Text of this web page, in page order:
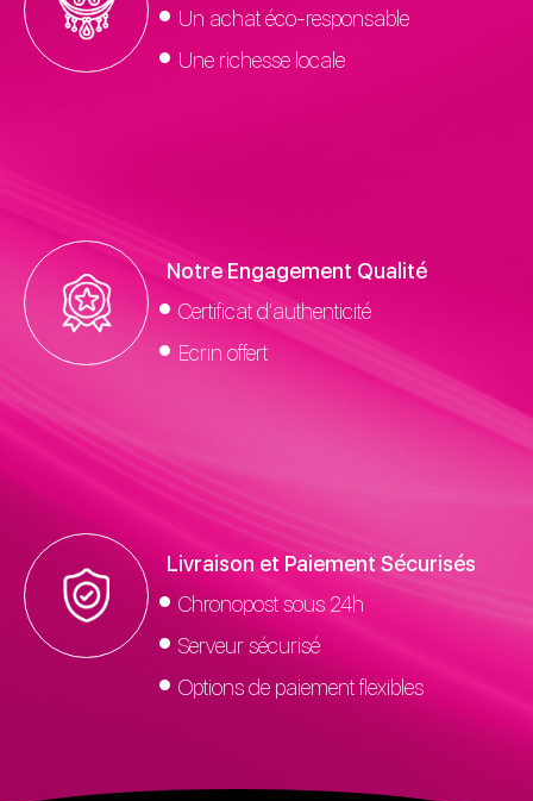
Un achat éco-responsable
Une richesse locale
Notre Engagement Qualité
Certificat d'authenticité
Ecrin offert
Livraison et Paiement Sécurisés
Chronopost sous 24h
Serveur sécurisé
Options de paiement flexibles